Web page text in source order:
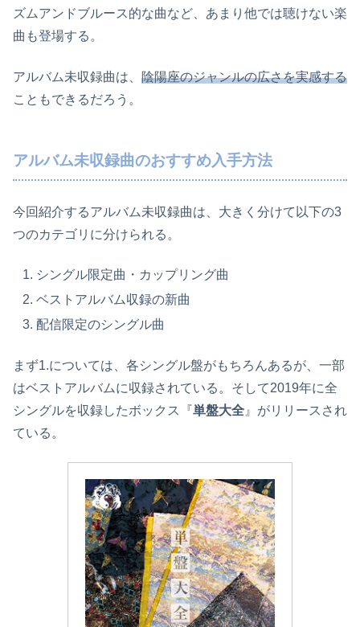
ズムアンドブルース的な曲など、あまり他では聴けない楽
曲も登場する。
アルバム未収録曲は、 陰陽座のジャンルの広さを実感する
こともできるだろう。
アルバム未収録曲のおすすめ入手方法
今回紹介するアルバム未収録曲は、大きく分けて以下の3
つのカテゴリに分けられる。
シングル限定曲・カップリング曲
ベストアルバム収録の新曲
配信限定のシングル曲
まず1.については、各シングル盤がもちろんあるが、一部
はベストアルバムに収録されている。そして2019年に全
シングルを収録したボックス『単盤大全 』がリリースされ
ている。